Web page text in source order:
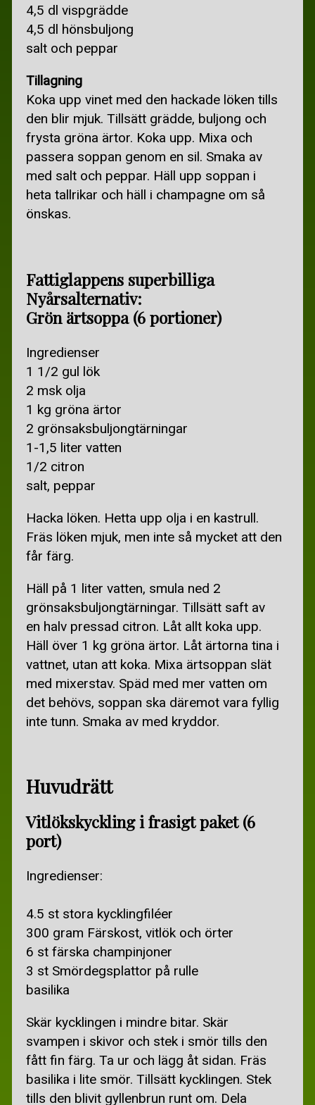
SPARA PENGAR
SPARA PENGAR
BILLIGA DÄCK
BILLIGA JULKLAPPAR
BILLIG MAT
BILLIGARE BREDBAND
BILLIGARE EL
BILLIGARE FÖRSÄKRINGAR
TJÄNA PENGAR
TJÄNA PENGAR
GRATIS
BORTSKÄNKES
BO OCH RES GRATIS
GRATIS
GRATIS DATORPROGRAM
ÖVRIGT
GRATIS CV-TIPS
TÄVLA OCH VINN
4,5 dl vispgrädde
4,5 dl hönsbuljong
salt och peppar
Tillagning
Koka upp vinet med den hackade löken tills
den blir mjuk. Tillsätt grädde, buljong och
frysta gröna ärtor. Koka upp. Mixa och
passera soppan genom en sil. Smaka av
med salt och peppar. Häll upp soppan i
heta tallrikar och häll i champagne om så
önskas.
Fattiglappens superbilliga
Nyårsalternativ:
Grön ärtsoppa (6 portioner)
Ingredienser
1 1/2 gul lök
2 msk olja
1 kg gröna ärtor
2 grönsaksbuljongtärningar
1-1,5 liter vatten
1/2 citron
salt, peppar
Hacka löken. Hetta upp olja i en kastrull.
Fräs löken mjuk, men inte så mycket att den
får färg.
Häll på 1 liter vatten, smula ned 2
grönsaksbuljongtärningar. Tillsätt saft av
en halv pressad citron. Låt allt koka upp.
Häll över 1 kg gröna ärtor. Låt ärtorna tina i
vattnet, utan att koka. Mixa ärtsoppan slät
med mixerstav. Späd med mer vatten om
det behövs, soppan ska däremot vara fyllig
inte tunn. Smaka av med kryddor.
Huvudrätt
Vitlökskyckling i frasigt paket (6
port)
Ingredienser:
4.5 st stora kycklingfiléer
300 gram Färskost, vitlök och örter
6 st färska champinjoner
3 st Smördegsplattor på rulle
basilika
Skär kycklingen i mindre bitar. Skär
svampen i skivor och stek i smör tills den
fått fin färg. Ta ur och lägg åt sidan. Fräs
basilika i lite smör. Tillsätt kycklingen. Stek
tills den blivit gyllenbrun runt om. Dela